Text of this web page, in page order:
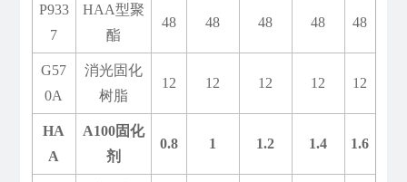
P933
7
HAA型聚
酯
48 48 48 48 48
G57
0A
消光固化
树脂
12 12 12 12 12
HA
A
A100固化
剂
0.8 1 1.2 1.4 1.6